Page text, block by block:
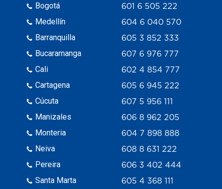
Bogotá
Medellín
Barranquilla
Bucaramanga
Cali
Cartagena
Cúcuta
Manizales
Monteria
Neiva
Pereira
Santa Marta
601 6 505 222
604 6 040 570
605 3 852 333
607 6 976 777
602 4 854 777
605 6 945 222
607 5 956 111
606 8 962 205
604 7 898 888
608 8 631 222
606 3 402 444
605 4 368 111